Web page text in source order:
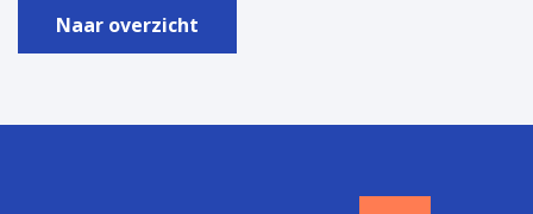
Naar overzicht